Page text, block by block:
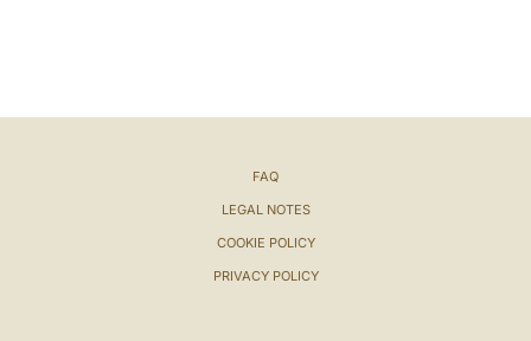
FAQ
LEGAL NOTES
COOKIE POLICY
PRIVACY POLICY